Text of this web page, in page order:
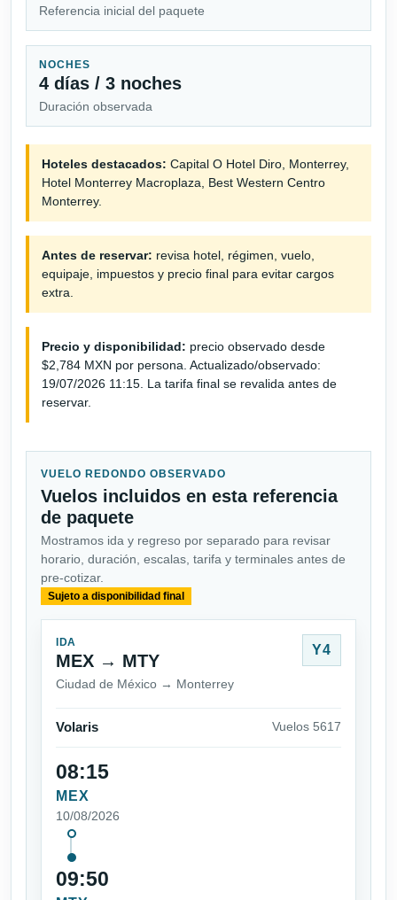
Referencia inicial del paquete
NOCHES
4 días / 3 noches
Duración observada
Hoteles destacados: Capital O Hotel Diro, Monterrey,
Hotel Monterrey Macroplaza, Best Western Centro
Monterrey.
Antes de reservar: revisa hotel, régimen, vuelo,
equipaje, impuestos y precio final para evitar cargos
extra.
Precio y disponibilidad: precio observado desde
$2,784 MXN por persona. Actualizado/observado:
19/07/2026 11:15. La tarifa final se revalida antes de
reservar.
VUELO REDONDO OBSERVADO
Vuelos incluidos en esta referencia
de paquete
Mostramos ida y regreso por separado para revisar
horario, duración, escalas, tarifa y terminales antes de
pre-cotizar.
Sujeto a disponibilidad final
IDA
MEX → MTY
Ciudad de México → Monterrey
Y4
Volaris Vuelos 5617
08:15
MEX
10/08/2026
09:50